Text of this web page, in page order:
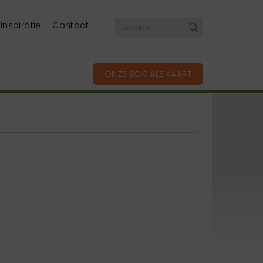
Inspiratie Contact
ONZE SOCIALE KAART